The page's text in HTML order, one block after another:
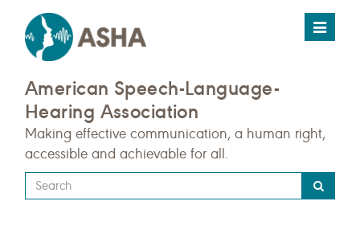
Toggle
American Speech-Language-
Hearing Association
Making effective communication, a human right,
accessible and achievable for all.
Type
your